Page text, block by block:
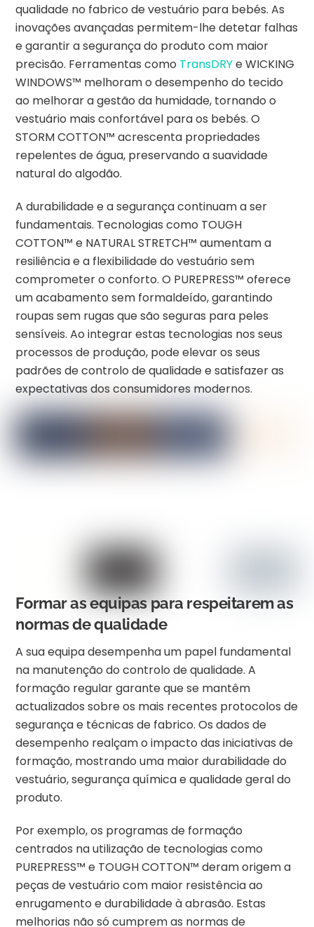
qualidade no fabrico de vestuário para bebés. As
inovações avançadas permitem-lhe detetar falhas
e garantir a segurança do produto com maior
precisão. Ferramentas como TransDRYe WICKING
WINDOWS™ melhoram o desempenho do tecido
ao melhorar a gestão da humidade, tornando o
vestuário mais confortável para os bebés. O
STORM COTTON™ acrescenta propriedades
repelentes de água, preservando a suavidade
natural do algodão.
A durabilidade e a segurança continuam a ser
fundamentais. Tecnologias como TOUGH
COTTON™ e NATURAL STRETCH™ aumentam a
resiliência e a flexibilidade do vestuário sem
comprometer o conforto. O PUREPRESS™ oferece
um acabamento sem formaldeído, garantindo
roupas sem rugas que são seguras para peles
sensíveis. Ao integrar estas tecnologias nos seus
processos de produção, pode elevar os seus
padrões de controlo de qualidade e satisfazer as
expectativas dos consumidores modernos.
Formar as equipas para respeitarem as
normas de qualidade
A sua equipa desempenha um papel fundamental
na manutenção do controlo de qualidade. A
formação regular garante que se mantêm
actualizados sobre os mais recentes protocolos de
segurança e técnicas de fabrico. Os dados de
desempenho realçam o impacto das iniciativas de
formação, mostrando uma maior durabilidade do
vestuário, segurança química e qualidade geral do
produto.
Por exemplo, os programas de formação
centrados na utilização de tecnologias como
PUREPRESS™ e TOUGH COTTON™ deram origem a
peças de vestuário com maior resistência ao
enrugamento e durabilidade à abrasão. Estas
melhorias não só cumprem as normas de